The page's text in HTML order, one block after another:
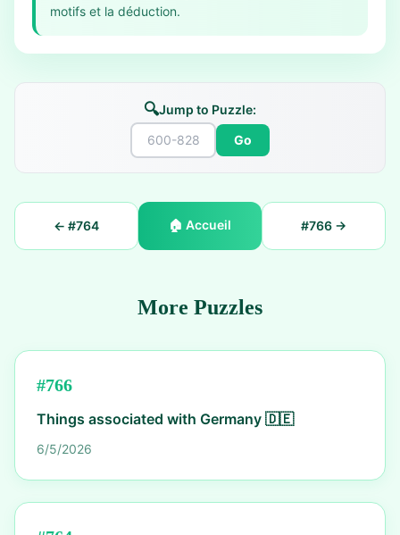
motifs et la déduction.
🔍Jump to Puzzle:
Go
← #764 🏠 Accueil #766→
More Puzzles
#766
Things associated with Germany 🇩🇪
6/5/2026